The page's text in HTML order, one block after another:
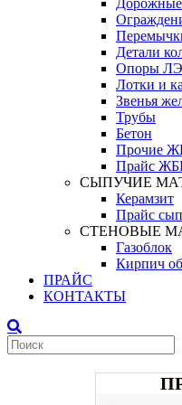
Детали
Опоры
Лотки и
Звенья
Трубы
Бетон
Прочие
Прайс
СЫПУЧИЕ
Керамзит
Прайс
СТЕНОВЫЕ
Газоблок
Кирпич
ПРАЙС
КОНТАКТЫ